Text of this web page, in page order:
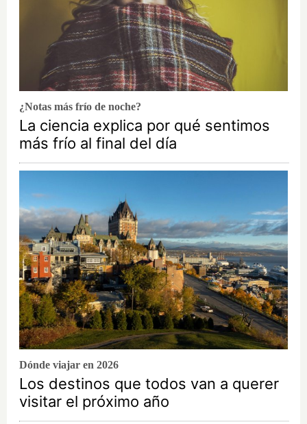
¿Notas más frío de noche?
La ciencia explica por qué sentimos
más frío al final del día
Dónde viajar en 2026
Los destinos que todos van a querer
visitar el próximo año